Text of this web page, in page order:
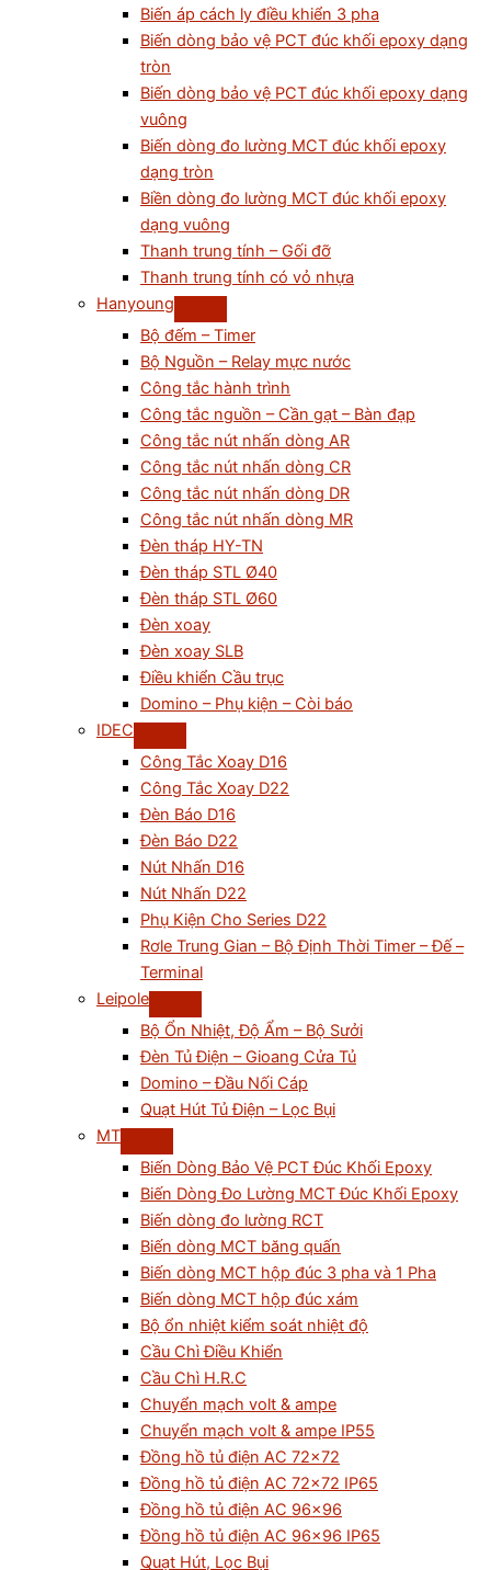
Biến áp cách ly điều khiển 3 pha
Biến dòng bảo vệ PCT đúc khối epoxy dạng
tròn
Biến dòng bảo vệ PCT đúc khối epoxy dạng
vuông
Biến dòng đo lường MCT đúc khối epoxy
dạng tròn
Biền dòng đo lường MCT đúc khối epoxy
dạng vuông
Thanh trung tính – Gối đỡ
Thanh trung tính có vỏ nhựa
Hanyoung
Bộ đếm – Timer
Bộ Nguồn – Relay mực nước
Công tắc hành trình
Công tắc nguồn – Cần gạt – Bàn đạp
Công tắc nút nhấn dòng AR
Công tắc nút nhấn dòng CR
Công tắc nút nhấn dòng DR
Công tắc nút nhấn dòng MR
Đèn tháp HY-TN
Đèn tháp STL Ø40
Đèn tháp STL Ø60
Đèn xoay
Đèn xoay SLB
Điều khiển Cầu trục
Domino – Phụ kiện – Còi báo
IDEC
Công Tắc Xoay D16
Công Tắc Xoay D22
Đèn Báo D16
Đèn Báo D22
Nút Nhấn D16
Nút Nhấn D22
Phụ Kiện Cho Series D22
Rơle Trung Gian – Bộ Định Thời Timer – Đế –
Terminal
Leipole
Bộ Ổn Nhiệt, Độ Ẩm – Bộ Sưởi
Đèn Tủ Điện – Gioang Cửa Tủ
Domino – Đầu Nối Cáp
Quạt Hút Tủ Điện – Lọc Bụi
MT
Biến Dòng Bảo Vệ PCT Đúc Khối Epoxy
Biến Dòng Đo Lường MCT Đúc Khối Epoxy
Biến dòng đo lường RCT
Biến dòng MCT băng quấn
Biến dòng MCT hộp đúc 3 pha và 1 Pha
Biến dòng MCT hộp đúc xám
Bộ ổn nhiệt kiểm soát nhiệt độ
Cầu Chì Điều Khiển
Cầu Chì H.R.C
Chuyển mạch volt & ampe
Chuyển mạch volt & ampe IP55
Đồng hồ tủ điện AC 72×72
Đồng hồ tủ điện AC 72×72 IP65
Đồng hồ tủ điện AC 96×96
Đồng hồ tủ điện AC 96×96 IP65
Quạt Hút, Lọc Bụi